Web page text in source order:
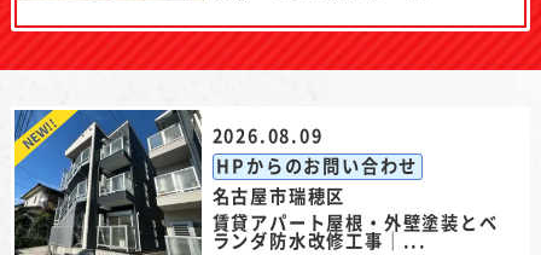
2026.08.09
HPからのお問い合わせ
名古屋市瑞穂区
賃貸アパート屋根・外壁塗装とベ
ランダ防水改修工事｜...